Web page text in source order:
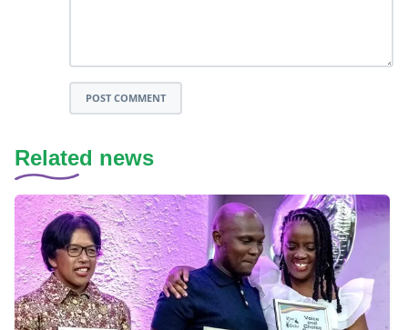
POST COMMENT
Related news